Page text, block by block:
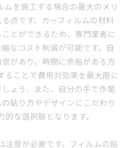
ムを施工する場合の最大のメリ
点です。カーフィルムの材料
とができるため、専門業者に
なコスト削減が可能です。自
があり、時間に余裕がある方
ることで費用対効果を最大限に
ょう。また、自分の手で作業
貼り方やデザインにこだわり
な選択肢となります。
注意が必要です。フィルムの貼